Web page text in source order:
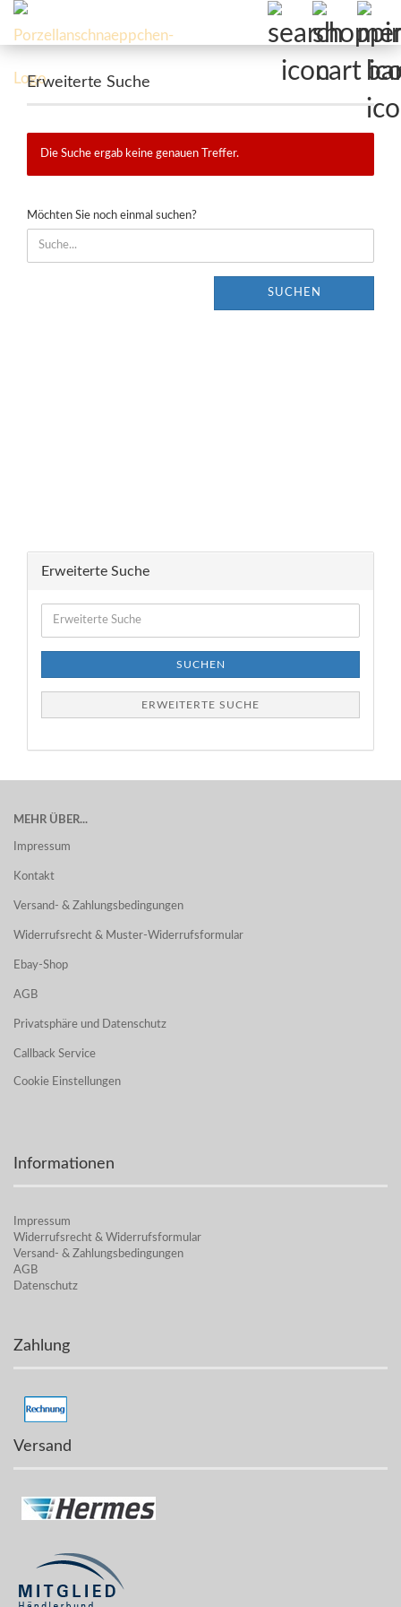
Erweiterte Suche
Die Suche ergab keine genauen Treffer.
MÖCHTEN
SIE
NOCH
EINMAL
Möchten Sie noch einmal suchen?
SUCHEN
Erweiterte Suche
Suche
SUCHEN
ERWEITERTE SUCHE
MEHR ÜBER...
Impressum
Kontakt
Versand- & Zahlungsbedingungen
Widerrufsrecht & Muster-Widerrufsformular
Ebay-Shop
AGB
Privatsphäre und Datenschutz
Callback Service
Cookie Einstellungen
Informationen
Impressum
Widerrufsrecht & Widerrufsformular
Versand- & Zahlungsbedingungen
AGB
Datenschutz
Zahlung
Versand